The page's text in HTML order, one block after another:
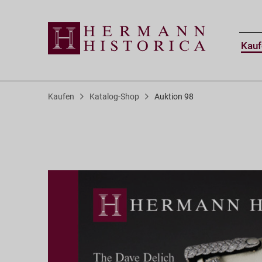
Kaufen Katalog-Shop Auktion 98